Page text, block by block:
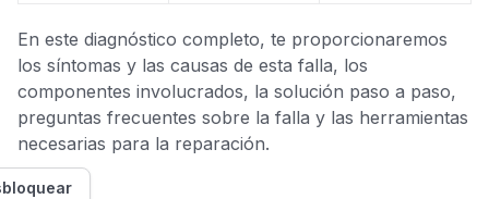
En este diagnóstico completo, te proporcionaremos
los síntomas y las causas de esta falla, los
componentes involucrados, la solución paso a paso,
preguntas frecuentes sobre la falla y las herramientas
necesarias para la reparación.